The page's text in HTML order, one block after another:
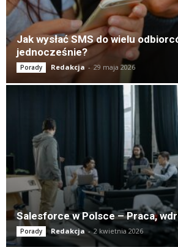
Jak wysłać SMS do wielu
jednocześnie?
Porady Redakcja - 29 maja 2026
Salesforce w Polsce – Praca,
Porady Redakcja - 2 kwietnia 2026